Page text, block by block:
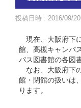
投稿日時 : 2016/09/20
現在、大阪府下
館、高槻キャンパ
パス図書館の各図
なお、大阪府下
館・閉館の扱いは
ります。